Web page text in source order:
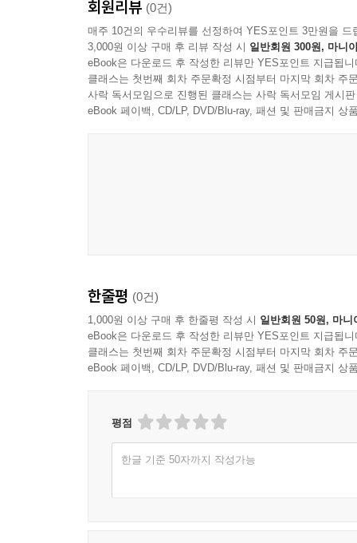
회원리뷰 (0건)
매주 10건의 우수리뷰를 선정하여 YES포인트 3만원을 드
3,000원 이상 구매 후 리뷰 작성 시 일반회원 300원, 마니
eBook은 다운로드 후 작성한 리뷰만 YES포인트 지급됩니
클래스는 첫번째 회차 주문확정 시점부터 마지막 회차 주
사락 독서모임으로 진행된 클래스는 사락 독서모임 게시
eBook 페이백, CD/LP, DVD/Blu-ray, 패션 및 판매금지 상
한줄평 (0건)
1,000원 이상 구매 후 한줄평 작성 시 일반회원 50원, 마니
eBook은 다운로드 후 작성한 리뷰만 YES포인트 지급됩니
클래스는 첫번째 회차 주문확정 시점부터 마지막 회차 주
eBook 페이백, CD/LP, DVD/Blu-ray, 패션 및 판매금지 상
평점
한글 기준 50자까지 작성가능